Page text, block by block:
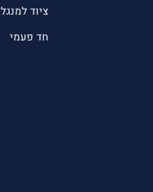
ציוד למנגל
חד פעמי